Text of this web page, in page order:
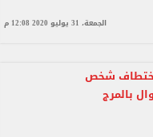
الجمعة، 31 يوليو 2020 12:08 م
شخص
بالمرج